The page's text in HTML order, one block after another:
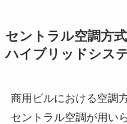
セントラル空調方
ハイブリッドシス
商用ビルにおける空調
セントラル空調が用い